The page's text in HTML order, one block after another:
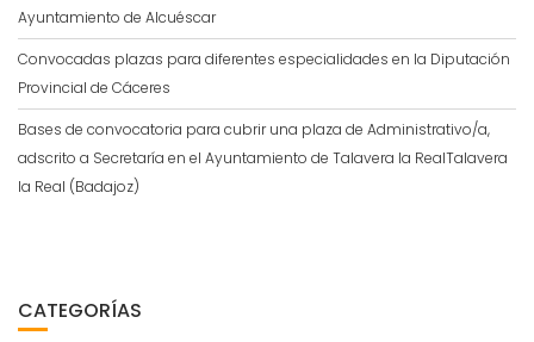
Ayuntamiento de Alcuéscar
Convocadas plazas para diferentes especialidades en la Diputación
Provincial de Cáceres
Bases de convocatoria para cubrir una plaza de Administrativo/a,
adscrito a Secretaría en el Ayuntamiento de Talavera la RealTalavera
la Real (Badajoz)
CATEGORÍAS